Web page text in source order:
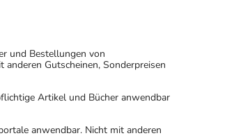
und Bestellungen von
Gutscheinen, Sonderpreisen
Artikel und Bücher anwendbar
anwendbar. Nicht mit anderen